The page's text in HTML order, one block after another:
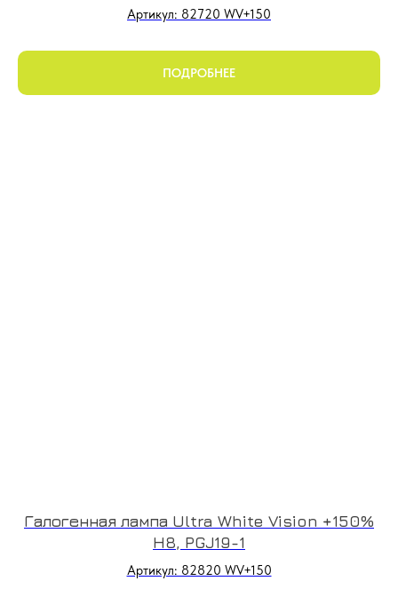
Артикул: 82720 WV+150
ПОДРОБНЕЕ
Галогенная лампа Ultra White Vision +150%
H8, PGJ19-1
Артикул: 82820 WV+150